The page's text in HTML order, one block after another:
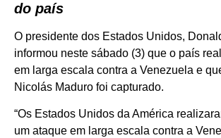
do país
O presidente dos Estados Unidos,
informou neste sábado (3) que o país
em larga escala contra a Venezuela e
Nicolás Maduro foi capturado.
“Os Estados Unidos da América
um ataque em larga escala contra a